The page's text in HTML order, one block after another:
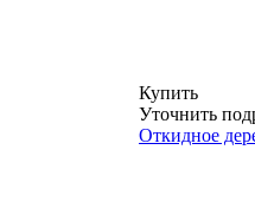
Купить
Уточнить
Откидное